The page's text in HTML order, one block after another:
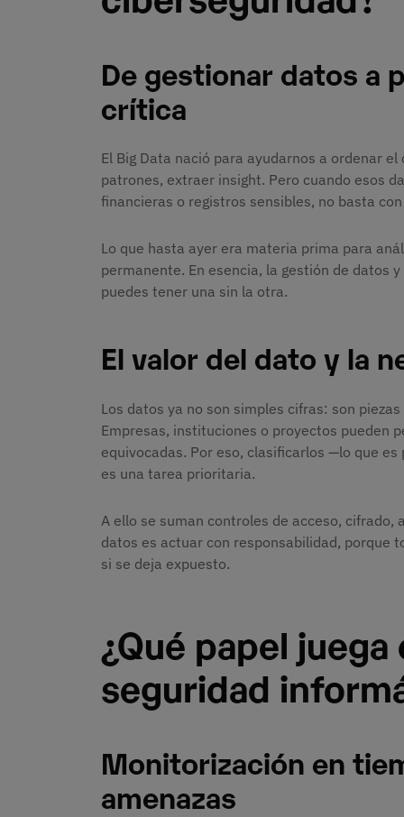
De gestionar datos a
crítica
El Big Data nació para ayudarnos a ordenar
patrones, extraer insight. Pero cuando esos
financieras o registros sensibles, no basta
Lo que hasta ayer era materia prima para
permanente. En esencia, la gestión de datos
puedes tener una sin la otra.
El valor del dato y la
Los datos ya no son simples cifras: son
Empresas, instituciones o proyectos pueden
equivocadas. Por eso, clasificarlos —lo que
es una tarea prioritaria.
A ello se suman controles de acceso,
datos es actuar con responsabilidad, porque
si se deja expuesto.
¿Qué papel
seguridad
Monitorización en
amenazas